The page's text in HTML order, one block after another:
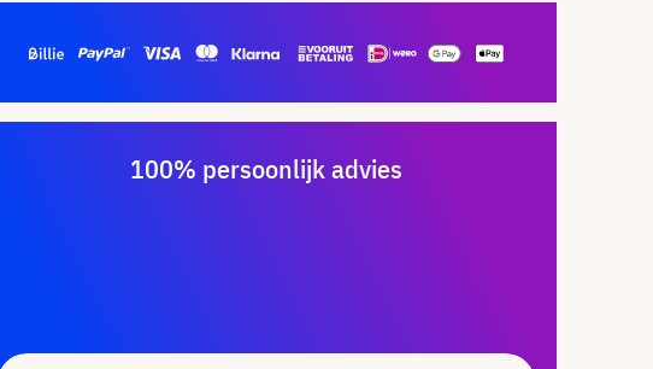
100% persoonlijk advies